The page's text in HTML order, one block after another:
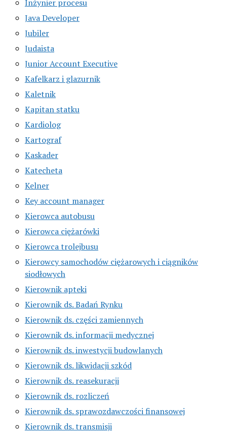
Inżynier procesu
Java Developer
Jubiler
Judaista
Junior Account Executive
Kafelkarz i glazurnik
Kaletnik
Kapitan statku
Kardiolog
Kartograf
Kaskader
Katecheta
Kelner
Key account manager
Kierowca autobusu
Kierowca ciężarówki
Kierowca trolejbusu
Kierowcy samochodów ciężarowych i ciągników
siodłowych
Kierownik apteki
Kierownik ds. Badań Rynku
Kierownik ds. części zamiennych
Kierownik ds. informacji medycznej
Kierownik ds. inwestycji budowlanych
Kierownik ds. likwidacji szkód
Kierownik ds. reasekuracji
Kierownik ds. rozliczeń
Kierownik ds. sprawozdawczości finansowej
Kierownik ds. transmisji